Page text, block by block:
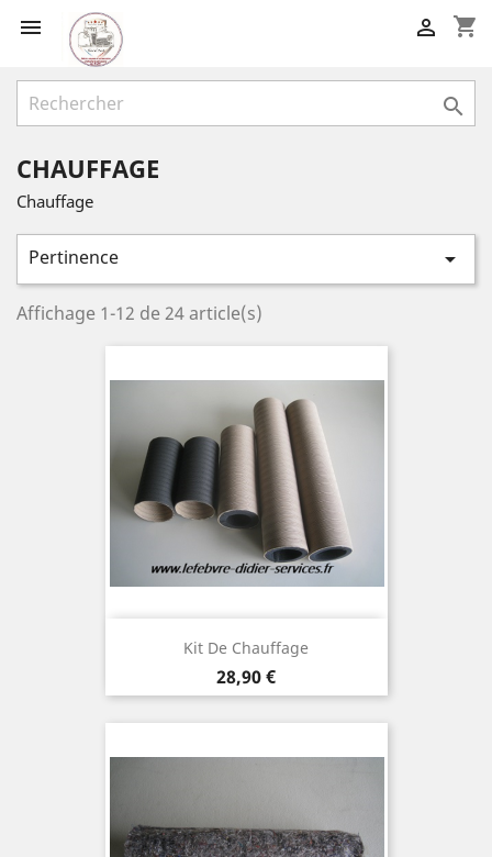
 shopping_cart


CHAUFFAGE
Chauffage
Pertinence 
Affichage 1-12 de 24 article(s)
Kit De Chauffage
Prix
28,90 €